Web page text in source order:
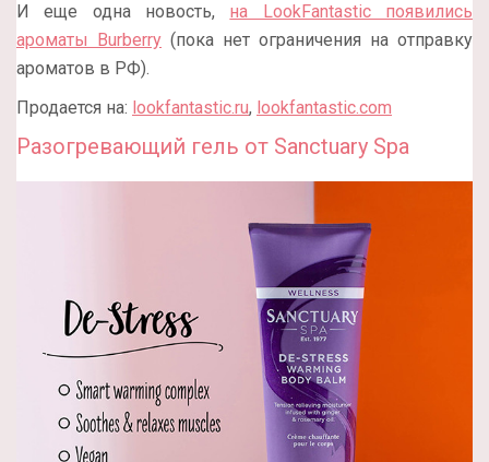
И еще одна новость, на LookFantastic появились
ароматы Burberry (пока нет ограничения на отправку
ароматов в РФ).
Продается на: lookfantastic.ru, lookfantastic.com
Разогревающий гель от Sanctuary Spa